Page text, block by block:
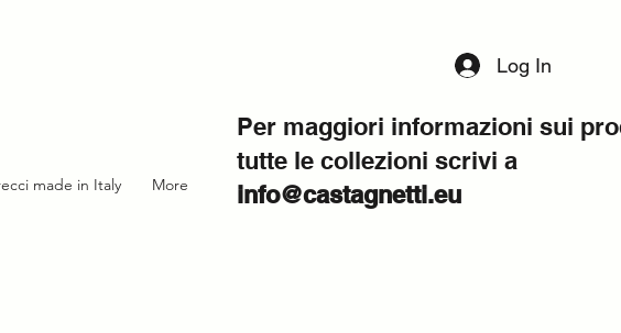
Log In
made in Italy More
Per maggiori informazioni sui
tutte le collezioni scrivi a
info@castagnetti.eu